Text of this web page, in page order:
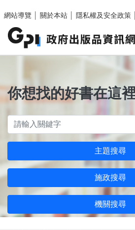
網站導覽
關於本站 隱私權及安全政策
你想找的好書在這裡
主題搜尋
施政搜尋
機關搜尋